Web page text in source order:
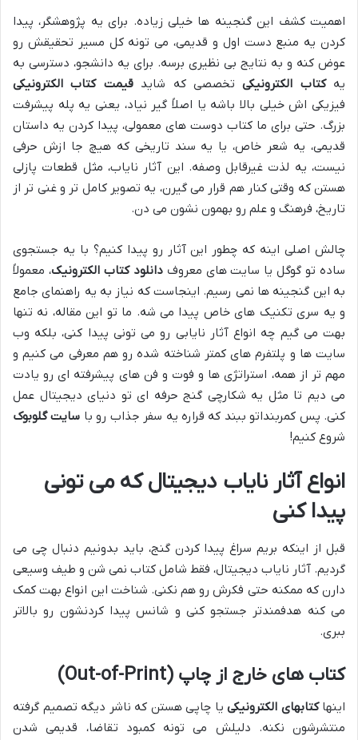
اهمیت کشف این گنجینه ها خیلی زیاده. برای یه پژوهشگر، پیدا
کردن یه منبع دست اول و قدیمی، می تونه کل مسیر تحقیقش رو
عوض کنه و به نتایج بی نظیری برسه. برای یه دانشجو، دسترسی به
یهکتاب الکترونیکیتخصصی که شایدقیمت کتاب الکترونیکی
فیزیکی اش خیلی بالا باشه یا اصلاً گیر نیاد، یعنی یه پله پیشرفت
بزرگ. حتی برای ما کتاب دوست های معمولی، پیدا کردن یه داستان
قدیمی، یه شعر خاص، یا یه سند تاریخی که هیچ جا ازش حرفی
نیست، یه لذت غیرقابل وصفه. این آثار نایاب، مثل قطعات پازلی
هستن که وقتی کنار هم قرار می گیرن، یه تصویر کامل تر و غنی تر از
تاریخ، فرهنگ و علم رو بهمون نشون می دن.
چالش اصلی اینه که چطور این آثار رو پیدا کنیم؟ با یه جستجوی
ساده تو گوگل یا سایت های معروفدانلود کتاب الکترونیک، معمولاً
به این گنجینه ها نمی رسیم. اینجاست که نیاز به یه راهنمای جامع
و یه سری تکنیک های خاص پیدا می شه. ما تو این مقاله، نه تنها
بهت می گیم چه انواع آثار نایابی رو می تونی پیدا کنی، بلکه وب
سایت ها و پلتفرم های کمتر شناخته شده رو هم معرفی می کنیم و
مهم تر از همه، استراتژی ها و فوت و فن های پیشرفته ای رو یادت
می دیم تا مثل یه شکارچی گنج حرفه ای تو دنیای دیجیتال عمل
کنی. پس کمربنداتو ببند که قراره یه سفر جذاب رو با سایت گلوبوک
شروع کنیم!
انواع آثار نایاب دیجیتال که می تونی
پیدا کنی
قبل از اینکه بریم سراغ پیدا کردن گنج، باید بدونیم دنبال چی می
گردیم. آثار نایاب دیجیتال، فقط شامل کتاب نمی شن و طیف وسیعی
دارن که ممکنه حتی فکرش رو هم نکنی. شناخت این انواع بهت کمک
می کنه هدفمندتر جستجو کنی و شانس پیدا کردنشون رو بالاتر
ببری.
کتاب های خارج از چاپ (Out-of-Print)
اینهاکتابهای الکترونیکی یا چاپی هستن که ناشر دیگه تصمیم گرفته
منتشرشون نکنه. دلیلش می تونه کمبود تقاضا، قدیمی شدن